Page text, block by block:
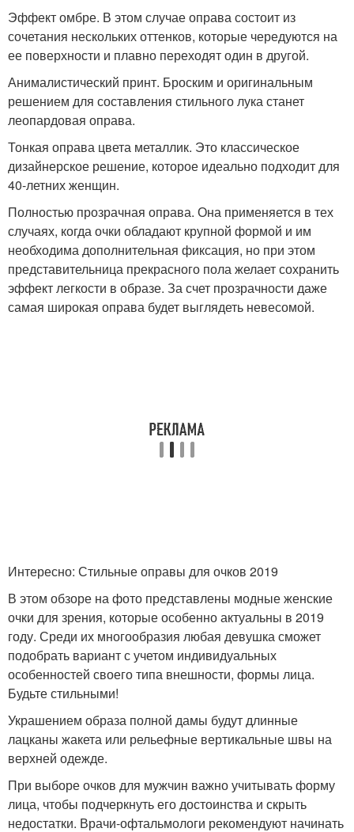
Эффект омбре. В этом случае оправа состоит из
сочетания нескольких оттенков, которые чередуются на
ее поверхности и плавно переходят один в другой.
Анималистический принт. Броским и оригинальным
решением для составления стильного лука станет
леопардовая оправа.
Тонкая оправа цвета металлик. Это классическое
дизайнерское решение, которое идеально подходит для
40-летних женщин.
Полностью прозрачная оправа. Она применяется в тех
случаях, когда очки обладают крупной формой и им
необходима дополнительная фиксация, но при этом
представительница прекрасного пола желает сохранить
эффект легкости в образе. За счет прозрачности даже
самая широкая оправа будет выглядеть невесомой.
Интересно: Стильные оправы для очков 2019
В этом обзоре на фото представлены модные женские
очки для зрения, которые особенно актуальны в 2019
году. Среди их многообразия любая девушка сможет
подобрать вариант с учетом индивидуальных
особенностей своего типа внешности, формы лица.
Будьте стильными!
Украшением образа полной дамы будут длинные
лацканы жакета или рельефные вертикальные швы на
верхней одежде.
При выборе очков для мужчин важно учитывать форму
лица, чтобы подчеркнуть его достоинства и скрыть
недостатки. Врачи-офтальмологи рекомендуют начинать